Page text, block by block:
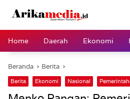
Home
Daerah Ekonomi
Beranda Berita
Berita Ekonomi Nasional